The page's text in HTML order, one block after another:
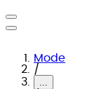
Mode
/
...